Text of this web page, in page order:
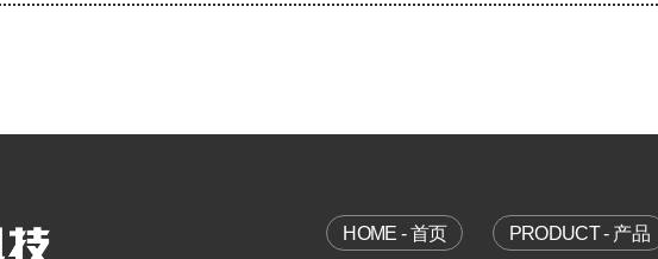
HOME - 首页 PRODUCT - 产品